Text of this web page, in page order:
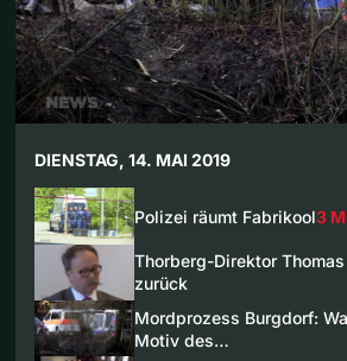
DIENSTAG, 14. MAI 2019
Polizei räumt Fabrikool3
Thorberg-Direktor
zurück
Mordprozess Burgdorf:
Motiv des…